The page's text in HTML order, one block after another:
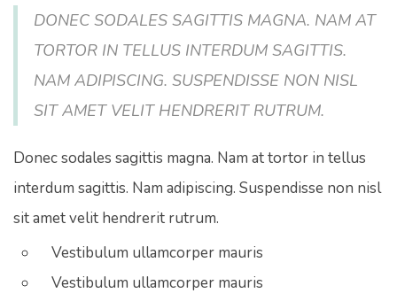
DONEC SODALES SAGITTIS MAGNA. NAM AT
TORTOR IN TELLUS INTERDUM SAGITTIS.
NAM ADIPISCING. SUSPENDISSE NON NISL
SIT AMET VELIT HENDRERIT RUTRUM.
Donec sodales sagittis magna. Nam at tortor in tellus
interdum sagittis. Nam adipiscing. Suspendisse non nisl
sit amet velit hendrerit rutrum.
Vestibulum ullamcorper mauris
Vestibulum ullamcorper mauris